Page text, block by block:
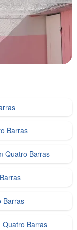
Barras
Quatro Barras
Barras
Quatro Barras